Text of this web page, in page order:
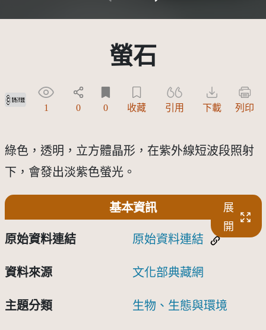
螢石
受著作權法保護-僅限於本平台有限度公開瀏覽
1 0 0 收藏 引用 下載 列印
綠色，透明，立方體晶形，在紫外線短波段照射
下，會發出淡紫色螢光。
基本資訊
展
開
原始資料連結 原始資料連結
資料來源 文化部典藏網
主題分類 生物、生態與環境